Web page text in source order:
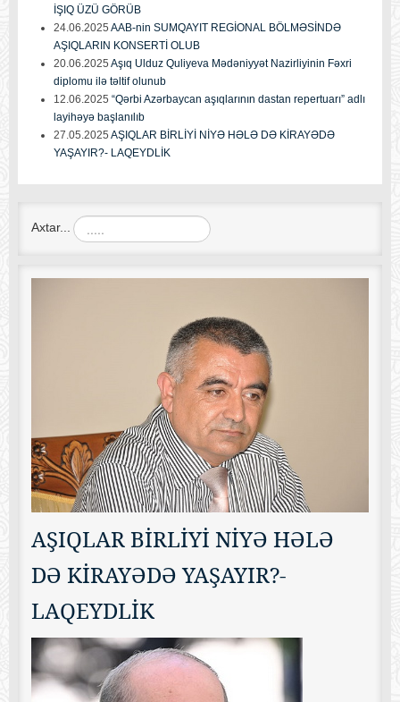
İŞIQ ÜZÜ GÖRÜB
24.06.2025 AAB-nin SUMQAYIT REGİONAL BÖLMƏSİNDƏ
AŞIQLARIN KONSERTİ OLUB
20.06.2025 Aşıq Ulduz Quliyeva Mədəniyyət Nazirliyinin Fəxri
diplomu ilə təltif olunub
12.06.2025 “Qərbi Azərbaycan aşıqlarının dastan repertuarı” adlı
layihəyə başlanılıb
27.05.2025 AŞIQLAR BİRLİYİ NİYƏ HƏLƏ DƏ KİRAYƏDƏ
YAŞAYIR?- LAQEYDLİK
Axtar...
AŞIQLAR BİRLİYİ NİYƏ HƏLƏ
DƏ KİRAYƏDƏ YAŞAYIR?-
LAQEYDLİK